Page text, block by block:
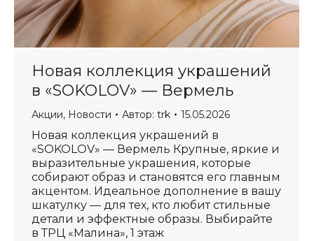
Новая коллекция украшений
в «SOKOLOV» — Вермель
Акции, Новости Автор: trk 15.05.2026
Новая коллекция украшений в
«SOKOLOV» — Вермель Крупные, яркие и
выразительные украшения, которые
собирают образ и становятся его главным
акцентом. Идеальное дополнение в вашу
шкатулку — для тех, кто любит стильные
детали и эффектные образы. Выбирайте
в ТРЦ «Малина», 1 этаж